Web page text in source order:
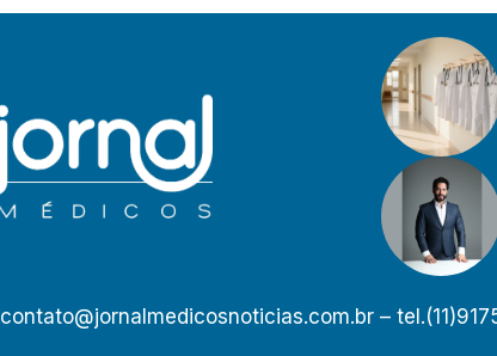
contato@jornalmedicosnoticias.com.br–